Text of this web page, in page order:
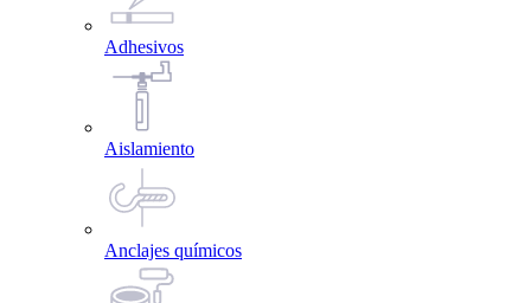
Adhesivos
Aislamiento
Anclajes químicos